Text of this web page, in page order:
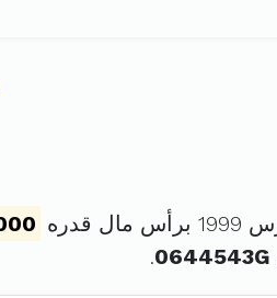
0644543G
.